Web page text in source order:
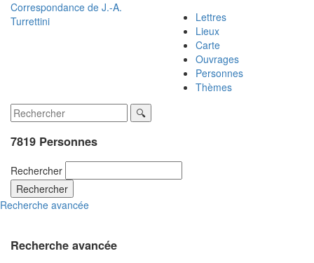
Correspondance de J.-A.
Turrettini
Lettres
Lieux
Carte
Ouvrages
Personnes
Thèmes
7819 Personnes
Rechercher
Rechercher
Recherche avancée
Recherche avancée